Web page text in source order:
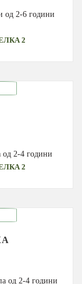
од 2-6 години
2
од 2-4 години
2
од 2-4 години